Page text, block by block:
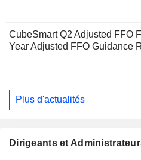
CubeSmart Q2 Adjusted FFO
Year Adjusted FFO Guidance
Plus d'actualités
Dirigeants et